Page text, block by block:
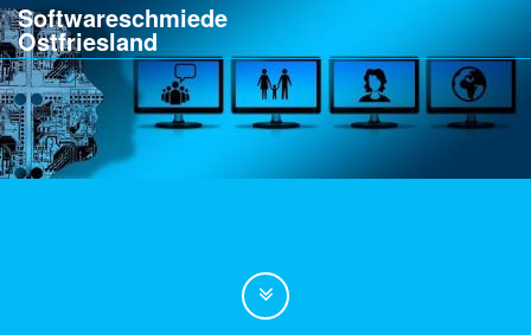
Softwareschmiede
Ostfriesland